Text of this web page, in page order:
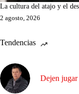
La cultura del atajo y el
2 agosto, 2026
Tendencias
Dejen